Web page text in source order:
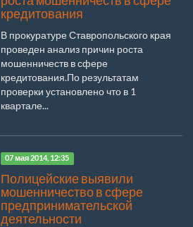
кредитования
В прокуратуре Ставропольского края
проведен анализ причин роста
мошенничеств в сфере
кредитования.По результатам
проверки установлено что в 1
квартале...
07 мая 2014, 12:35
Полицейские выявили
мошенничество в сфере
предпринимательской
деятельности